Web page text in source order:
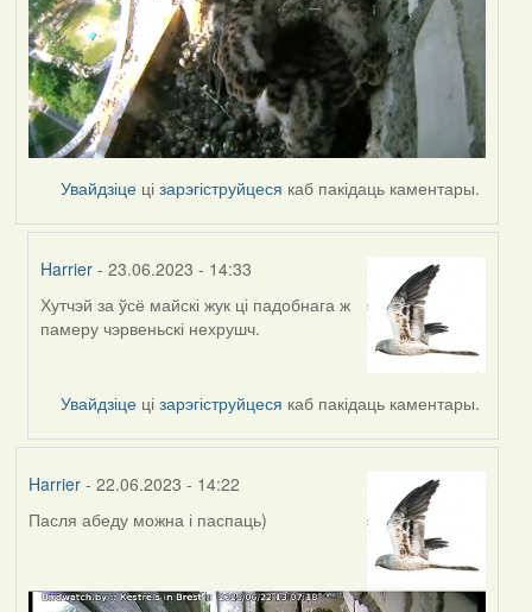
Увайдзіце цізарэгіструйцеся каб пакідаць каментары.
Harrier - 23.06.2023 - 14:33
In
reply
Lighty
Хутчэй за ўсё майскі жук ці падобнага ж
памеру чэрвеньскі нехрушч.
Увайдзіце цізарэгіструйцеся каб пакідаць каментары.
Harrier- 22.06.2023 - 14:22
Пасля абеду можна і паспаць)